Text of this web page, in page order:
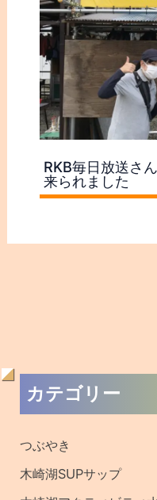
RKB毎日放送さ
来られました
カテゴリー
つぶやき
木崎湖SUPサップ
過
去